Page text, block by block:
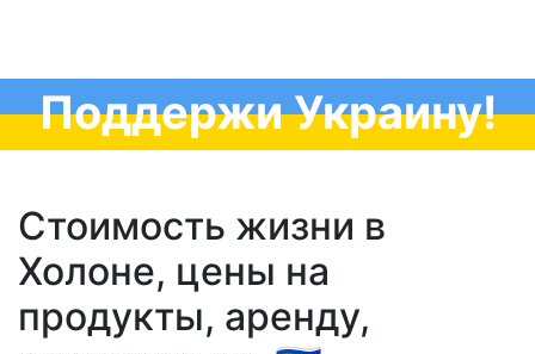
Поддержи Украину!
Стоимость жизни в
Холоне, цены на
продукты, аренду,